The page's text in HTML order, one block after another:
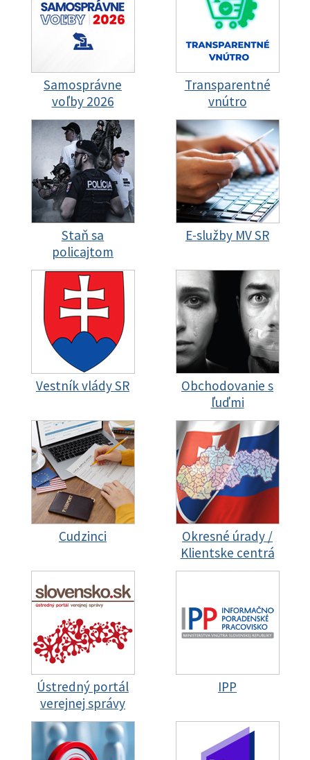
Samosprávne
voľby 2026
Transparentné
vnútro
Staň sa
policajtom
E-služby MV SR
Vestník vlády SR
Obchodovanie s
ľuďmi
Cudzinci
Okresné úrady /
Klientske centrá
Ústredný portál
verejnej správy
IPP